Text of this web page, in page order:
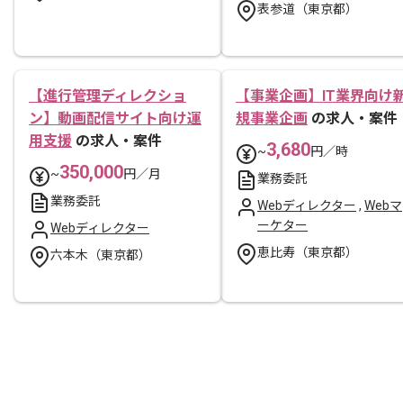
表参道（東京都）
【進行管理ディレクショ
ン】動画配信サイト向け運
用支援 の求人・案件
~350,000円／月
業務委託
Webディレクター
六本木（東京都）
【事業企画】IT業界向け
規事業企画 の求人・案件
~3,680円／時
業務委託
Webディレクター , Webマ
ーケター
恵比寿（東京都）